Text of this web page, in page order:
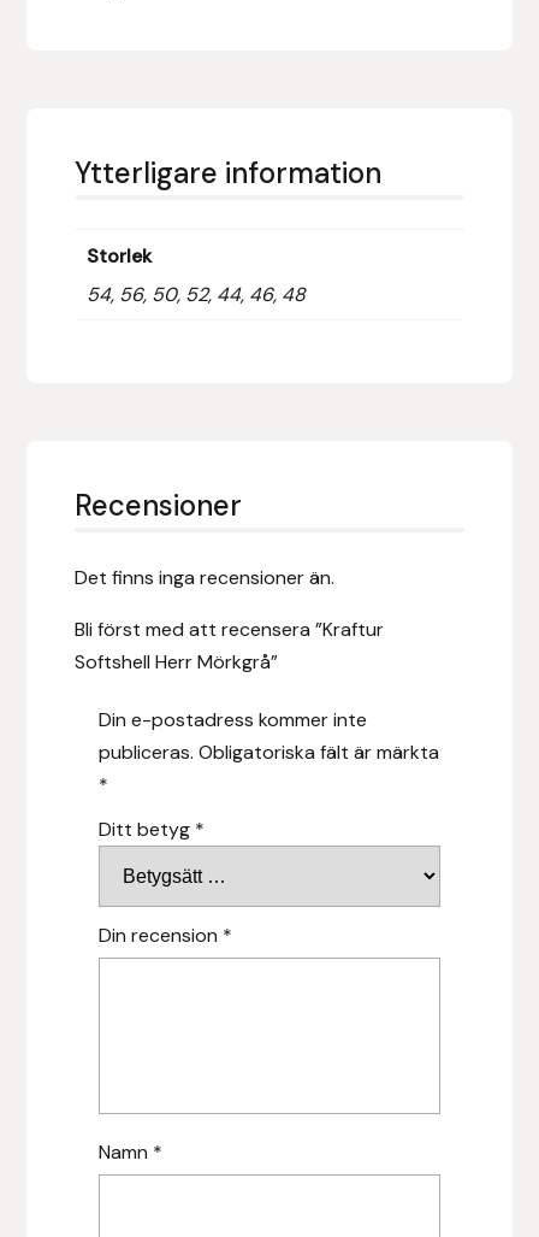
Ytterligare information
Storlek
54, 56, 50, 52, 44, 46, 48
Recensioner
Det finns inga recensioner än.
Bli först med att recensera ”Kraftur
Softshell Herr Mörkgrå”
Din e-postadress kommer inte
publiceras. Obligatoriska fält är märkta
*
Ditt betyg *
Din recension *
Namn *
J&S Saddlery
Källquist Equestrian
Klisterdekaler.se
Knights
Ky Rotary Bit